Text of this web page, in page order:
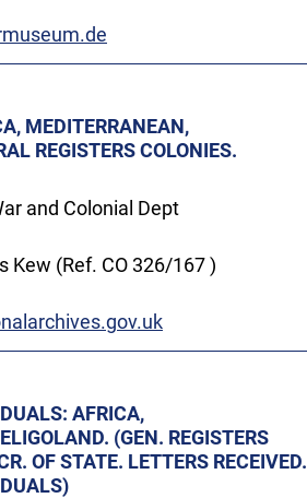
MEDITERRANEAN,
REGISTERS COLONIES.
and Colonial Dept
Kew (Ref. CO 326/167 )
AFRICA,
(GEN. REGISTERS
OF STATE. LETTERS RECEIVED.